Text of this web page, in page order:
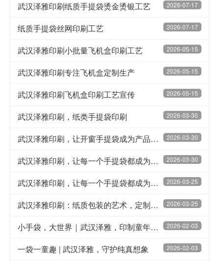
2026-07-17
武汉泽雅印刷纸质手提袋烫金烫银工艺
2026-07-17
纸质手提袋丝网印刷工艺
2026-05-15
武汉泽雅印刷小批量飞机盒印刷工艺
2026-05-15
武汉泽雅印刷专注飞机盒定制生产
2026-05-15
武汉泽雅印刷飞机盒印刷工艺宣传
2026-03-30
武汉泽雅印刷，纸类手提袋印刷
2026-03-30
武汉泽雅印刷，让开窗手提袋成为产品自信的展示窗口
2026-03-30
武汉泽雅印刷，让每一个手提袋都成为品牌行走的“时尚单品”
2026-03-25
武汉泽雅印刷，让每一个手提袋都成为行走的品牌名片
2026-03-25
武汉泽雅印刷：纸质包装的艺术，定制每一种商业魅力
2026-02-03
小手袋，大世界｜武汉泽雅，印制童年的安全与色彩
2026-02-03
一袋一童趣 | 武汉泽雅，守护纯真想象